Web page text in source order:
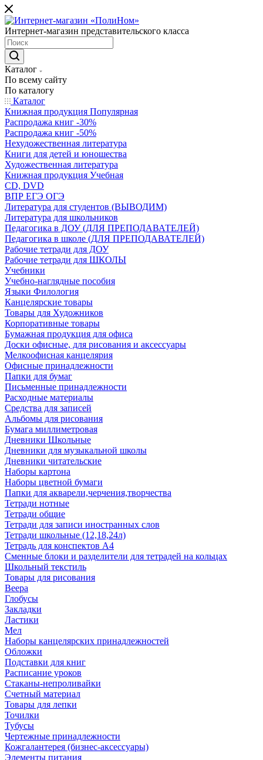
Интернет-магазин представительского класса
Каталог
По всему сайту
По каталогу
Каталог
Книжная продукция Популярная
Распродажа книг -30%
Распродажа книг -50%
Нехудожественная литература
Книги для детей и юношества
Художественная литература
Книжная продукция Учебная
CD, DVD
ВПР ЕГЭ ОГЭ
Литература для студентов (ВЫВОДИМ)
Литература для школьников
Педагогика в ДОУ (ДЛЯ ПРЕПОДАВАТЕЛЕЙ)
Педагогика в школе (ДЛЯ ПРЕПОДАВАТЕЛЕЙ)
Рабочие тетради для ДОУ
Рабочие тетради для ШКОЛЫ
Учебники
Учебно-наглядные пособия
Языки Филология
Канцелярские товары
Товары для Художников
Корпоративные товары
Бумажная продукция для офиса
Доски офисные, для рисования и аксессуары
Мелкоофисная канцелярия
Офисные принадлежности
Папки для бумаг
Письменные принадлежности
Расходные материалы
Средства для записей
Альбомы для рисования
Бумага миллиметровая
Дневники Школьные
Дневники для музыкальной школы
Дневники читательские
Наборы картона
Наборы цветной бумаги
Папки для акварели,черчения,творчества
Тетради нотные
Тетради общие
Тетради для записи иностранных слов
Тетради школьные (12,18,24л)
Тетрадь для конспектов А4
Сменные блоки и разделители для тетрадей на кольцах
Школьный текстиль
Товары для рисования
Веера
Глобусы
Закладки
Ластики
Мел
Наборы канцелярских принадлежностей
Обложки
Подставки для книг
Расписание уроков
Стаканы-непроливайки
Счетный материал
Товары для лепки
Точилки
Тубусы
Чертежные принадлежности
Кожгалантерея (бизнес-аксессуары)
Элементы питания